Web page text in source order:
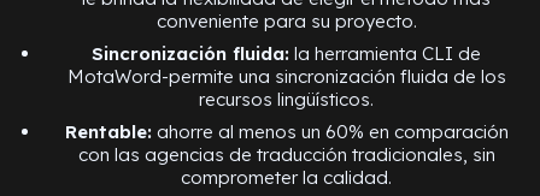
conveniente para su proyecto.
Sincronización fluida: la herramienta CLI de
MotaWord-permite una sincronización fluida de los
recursos lingüísticos.
Rentable:ahorre al menos un 60% en comparación
con las agencias de traducción tradicionales, sin
comprometer la calidad.